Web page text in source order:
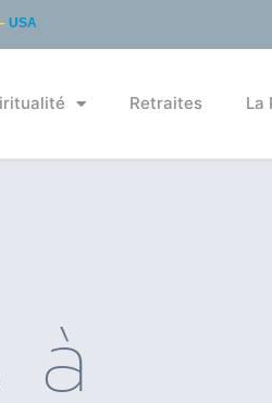
USA
Retraites La
à